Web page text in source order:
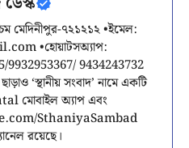
মেদিনীপুর-৭২১২১২ •ইমেল:
•হোয়াটসঅ্যাপ:
9932953367/ 9434243732
‘স্থানীয় সংবাদ’ নামে একটি
মোবাইল অ্যাপ এবং
SthaniyaSambad
রয়েছে।